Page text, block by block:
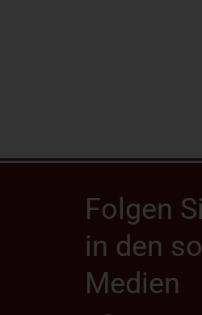
Folgen
in den
Medien